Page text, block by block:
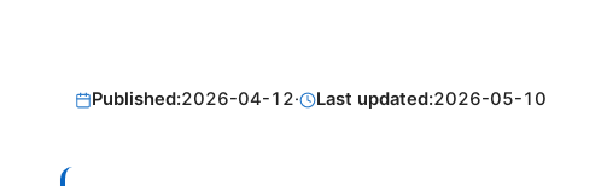
Published:2026-04-12· Last updated:2026-05-10